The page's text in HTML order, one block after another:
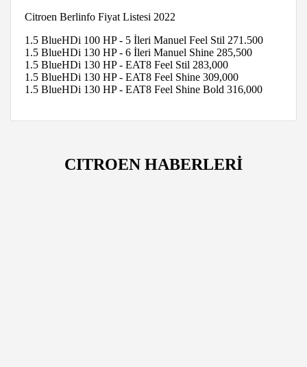
Citroen Berlinfo Fiyat Listesi 2022
1.5 BlueHDi 100 HP - 5 İleri Manuel Feel Stil 271.500
1.5 BlueHDi 130 HP - 6 İleri Manuel Shine 285,500
1.5 BlueHDi 130 HP - EAT8 Feel Stil 283,000
1.5 BlueHDi 130 HP - EAT8 Feel Shine 309,000
1.5 BlueHDi 130 HP - EAT8 Feel Shine Bold 316,000
CITROEN HABERLERİ